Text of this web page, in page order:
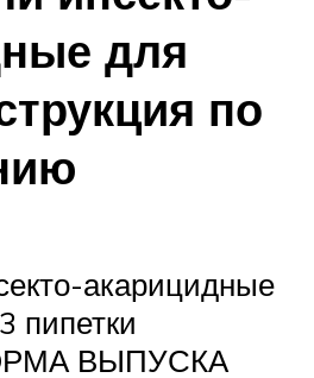
для
по
акарицидные
пипетки
ВЫПУСКА